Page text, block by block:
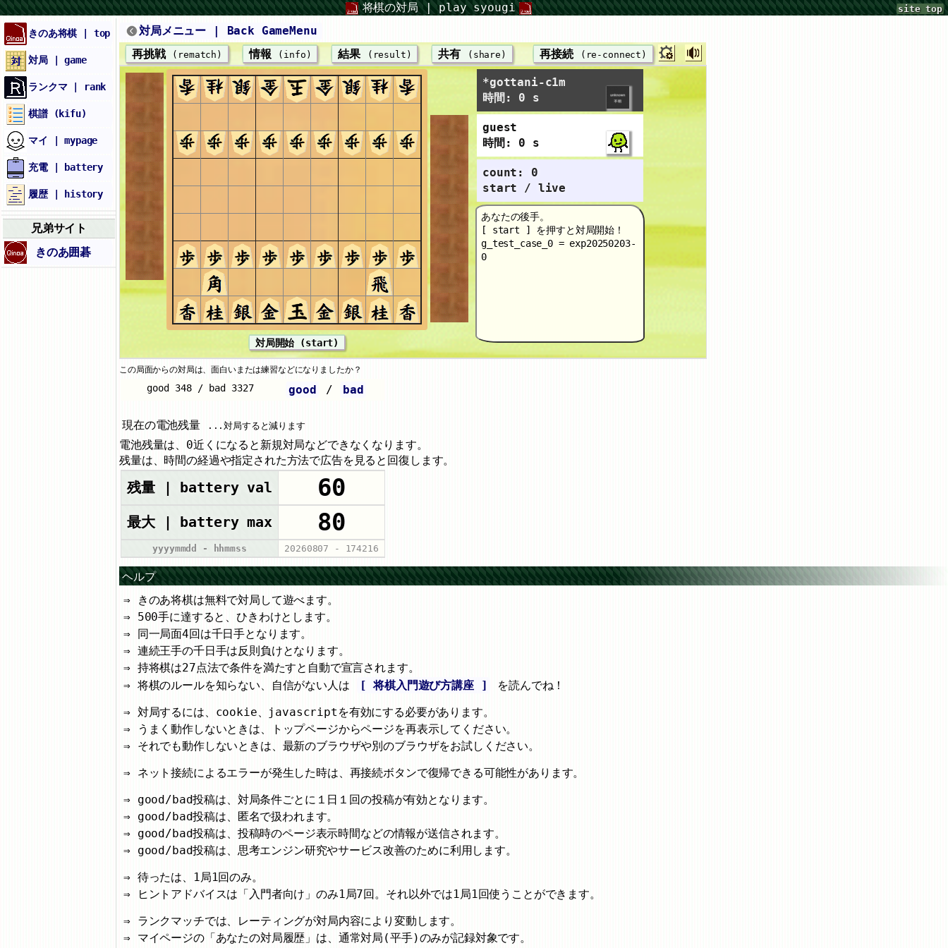
site top
きのあ将棋 | top
対局 | game
ランクマ | rank
棋譜 (kifu)
マイ | mypage
充電 | battery
履歴 | history
兄弟サイト
きのあ囲碁
将棋の対局 | play syougi
対局メニュー | Back GameMenu
再挑戦
(rematch) 情報 (info) 結果 (result) 共有 (share) 再接続 (re-connect)
対局開始 (start)
*gottani-c1m
時間: 0 s
guest
時間: 0 s
count: 0
start / live
あなたの後手。
[ start ] を押すと対局開始！
g_test_case_0 = exp20250203-
0
この局面からの対局は、面白いまたは練習などになりましたか？
good / bad
現在の電池残量 ...対局すると減ります
電池残量は、0近くになると新規対局などできなくなります。
残量は、時間の経過や指定された方法で広告を見ると回復します。
残量 | battery val 60
最大 | battery max 80
yyyymmdd - hhmmss 20260807 - 174216
ヘルプ
きのあ将棋は無料で対局して遊べます。
500手に達すると、ひきわけとします。
同一局面4回は千日手となります。
連続王手の千日手は反則負けとなります。
持将棋は27点法で条件を満たすと自動で宣言されます。
将棋のルールを知らない、自信がない人は
[ 将棋入門遊び方講座 ]
を読んでね！
対局するには、cookie、javascriptを有効にする必要があります。
うまく動作しないときは、トップページからページを再表示してください。
それでも動作しないときは、最新のブラウザや別のブラウザをお試しください。
ネット接続によるエラーが発生した時は、再接続ボタンで復帰できる可能性があります。
good/bad投稿は、対局条件ごとに１日１回の投稿が有効となります。
good/bad投稿は、匿名で扱われます。
good/bad投稿は、投稿時のページ表示時間などの情報が送信されます。
good/bad投稿は、思考エンジン研究やサービス改善のために利用します。
待ったは、1局1回のみ。
ヒントアドバイスは「入門者向け」のみ1局7回。それ以外では1局1回使うことができます。
ランクマッチでは、レーティングが対局内容により変動します。
マイページの「あなたの対局履歴」は、通常対局(平手)のみが記録対象です。